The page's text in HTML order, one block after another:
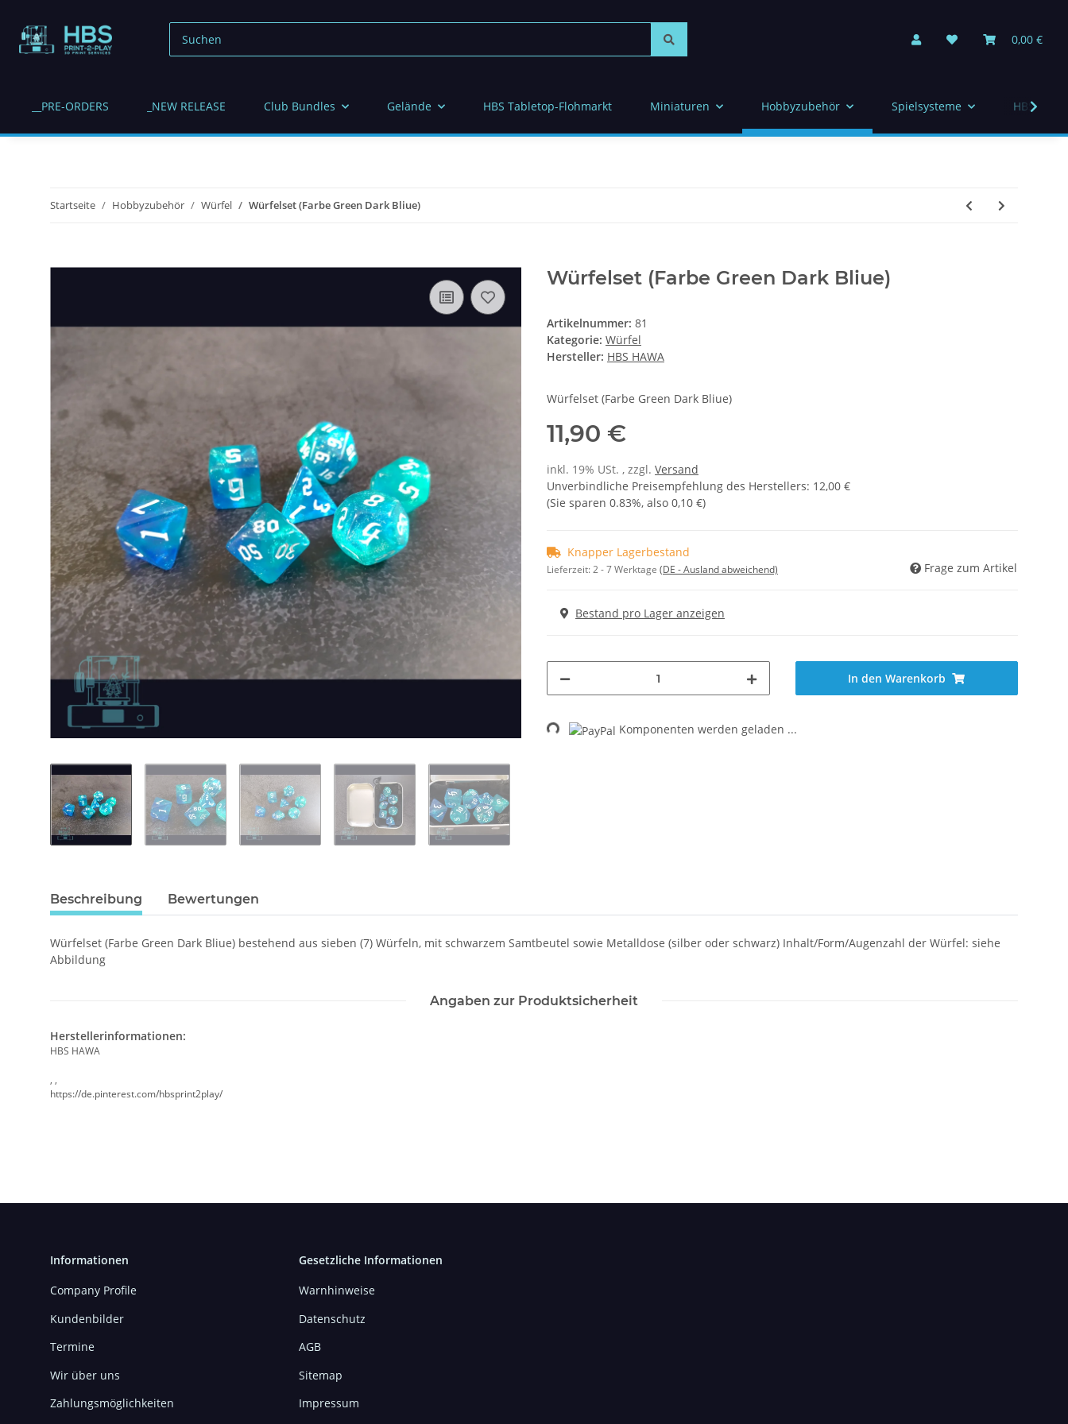
0,00 €
__PRE-ORDERS _NEW RELEASE Club Bundles Gelände HBS Tabletop-Flohmarkt Miniaturen Hobbyzubehör Spielsysteme HBS
Startseite Hobbyzubehör Würfel Würfelset (Farbe Green Dark Bliue)
Würfelset (Farbe Green Dark Bliue)
Artikelnummer: 81
Kategorie: Würfel
Hersteller: HBS HAWA
Würfelset (Farbe Green Dark Bliue)
11,90 €
inkl. 19% USt. , zzgl. Versand
Unverbindliche Preisempfehlung des Herstellers: 12,00 €
(Sie sparen 0.83%, also 0,10 €)
Knapper Lagerbestand
Lieferzeit:2 - 7 Werktage (DE - Ausland abweichend) Frage zum Artikel
Bestand pro Lager anzeigen
In den Warenkorb
Loading... Komponenten werden geladen ...
Beschreibung Bewertungen
Würfelset (Farbe Green Dark Bliue) bestehend aus sieben (7) Würfeln, mit schwarzem Samtbeutel sowie Metalldose (silber oder schwarz) Inhalt/Form/Augenzahl der Würfel: siehe
Abbildung
Angaben zur Produktsicherheit
Herstellerinformationen:
HBS HAWA
, ,
https://de.pinterest.com/hbsprint2play/
Informationen
Company Profile
Kundenbilder
Termine
Wir über uns
Zahlungsmöglichkeiten
Gesetzliche Informationen
Warnhinweise
Datenschutz
AGB
Sitemap
Impressum